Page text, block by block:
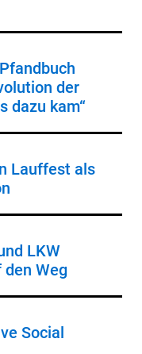
der
dazu kam“
Lauffest als
LKW
den Weg
Social